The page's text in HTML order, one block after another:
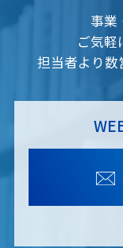
事業
ご気軽
担当者より数